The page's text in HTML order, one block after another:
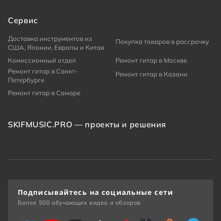
Сервис
Доставка инструментов из
США, Японии, Европы и Китая
Покупка товаров в рассрочку
Комиссионный отдел
Ремонт гитар в Москве
Ремонт гитар в Санкт-
Петербурге
Ремонт гитар в Казани
Ремонт гитар в Самаре
SKIFMUSIC.PRO — проекты и решения
Подписывайтесь на социальные сети
Более 500 обучающих видео и обзоров